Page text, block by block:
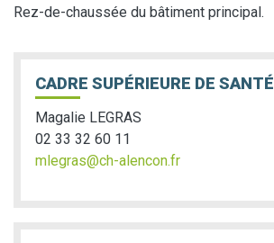
Rez-de-chaussée du bâtiment principal.
CADRE SUPÉRIEURE DE SANTÉ
Magalie LEGRAS
02 33 32 60 11
mlegras@ch-alencon.fr